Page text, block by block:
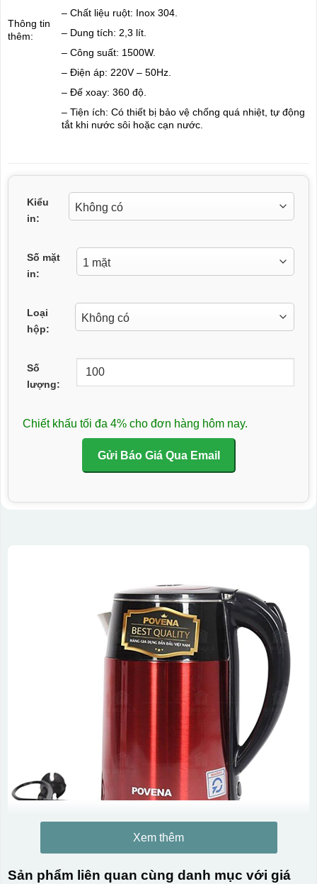
Thông tin
thêm:
– Chất liệu ruột: Inox 304.
– Dung tích: 2,3 lít.
– Công suất: 1500W.
– Điện áp: 220V – 50Hz.
– Đế xoay: 360 độ.
– Tiện ích: Có thiết bị bảo vệ chống quá nhiệt, tự động
tắt khi nước sôi hoặc cạn nước.
Kiểu
in:
Số mặt
in:
Loại
hộp:
Số
lượng:
Chiết khấu tối đa 4% cho đơn hàng hôm nay.
Gửi Báo Giá Qua Email
Xem thêm
Sản phẩm liên quan cùng danh mục với giá